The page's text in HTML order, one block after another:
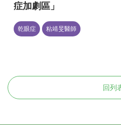
症加劇區」
乾眼症 粘靖旻醫師
回列